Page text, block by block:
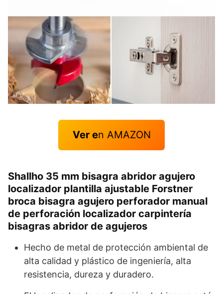
Ver en AMAZON
Shallho 35 mm bisagra abridor agujero
localizador plantilla ajustable Forstner
broca bisagra agujero perforador manual
de perforación localizador carpintería
bisagras abridor de agujeros
Hecho de metal de protección ambiental de
alta calidad y plástico de ingeniería, alta
resistencia, dureza y duradero.